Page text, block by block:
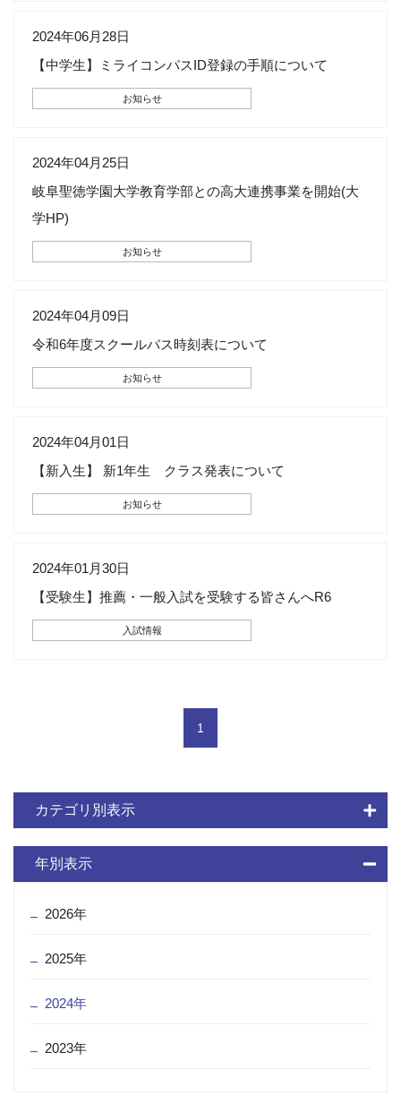
2024年06月28日
【中学生】ミライコンパスID登録の手順について
お知らせ
2024年04月25日
岐阜聖徳学園大学教育学部との高大連携事業を開始(大
学HP)
お知らせ
2024年04月09日
令和6年度スクールバス時刻表について
お知らせ
2024年04月01日
【新入生】 新1年生 クラス発表について
お知らせ
2024年01月30日
【受験生】推薦・一般入試を受験する皆さんへR6
入試情報
1
カテゴリ別表示
年別表示
2026年
2025年
2024年
2023年